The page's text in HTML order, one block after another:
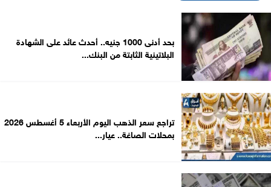
بحد أدنى 1000 جنيه.. أحدث عائد على الشهادة
البلاتينية الثابتة من البنك...
تراجع سعر الذهب اليوم الأربعاء 5 أغسطس 2026
بمحلات الصاغة.. عيار...